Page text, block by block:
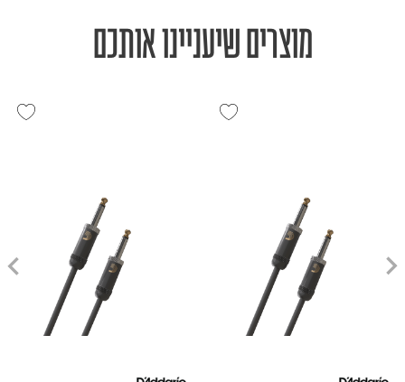
מוצרים שיעניינו אותכם